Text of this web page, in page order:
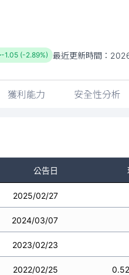
-1.05 (-2.89%) 最近更新時間：
獲利能力 安全性分析
公告日
2025/02/27
2024/03/07
2023/02/23
2022/02/25